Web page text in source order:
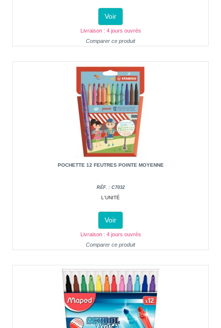
Voir
Livraison : 4 jours ouvrés
Comparer ce produit
POCHETTE 12 FEUTRES POINTE MOYENNE
RÉF. : C7032
L'UNITÉ
Voir
Livraison : 4 jours ouvrés
Comparer ce produit